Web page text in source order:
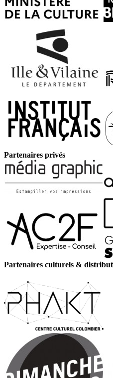
Partenaires privés
Partenaires culturels &